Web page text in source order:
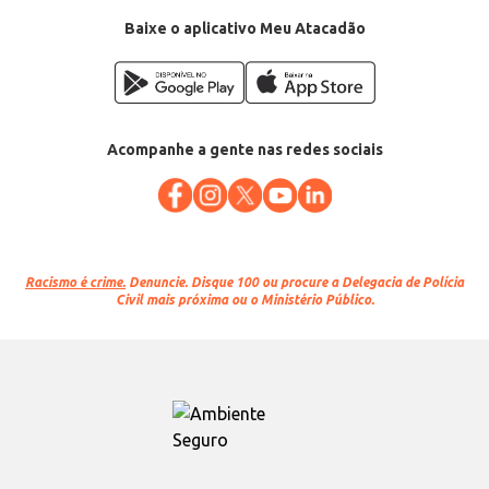
Baixe o aplicativo Meu Atacadão
Acompanhe a gente nas redes sociais
Racismo é crime. Denuncie. Disque 100 ou procure a Delegacia de Polícia
Civil mais próxima ou o Ministério Público.